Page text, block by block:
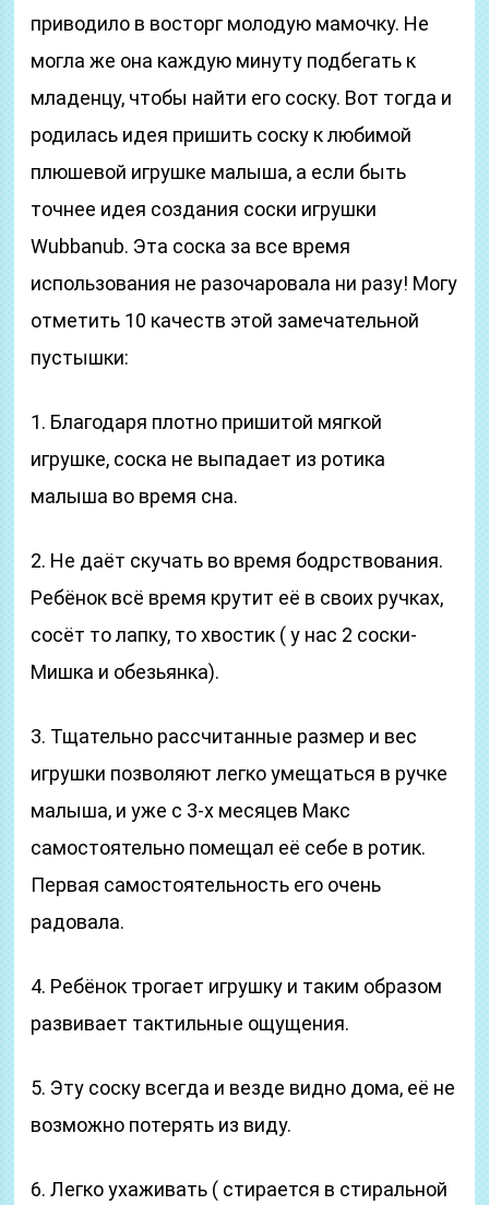
приводило в восторг молодую мамочку. Не
могла же она каждую минуту подбегать к
младенцу, чтобы найти его соску. Вот тогда и
родилась идея пришить соску к любимой
плюшевой игрушке малыша, а если быть
точнее идея создания соски игрушки
Wubbanub. Эта соска за все время
использования не разочаровала ни разу! Могу
отметить 10 качеств этой замечательной
пустышки:
1. Благодаря плотно пришитой мягкой
игрушке, соска не выпадает из ротика
малыша во время сна.
2. Не даёт скучать во время бодрствования.
Ребёнок всё время крутит её в своих ручках,
сосёт то лапку, то хвостик ( у нас 2 соски-
Мишка и обезьянка).
3. Тщательно рассчитанные размер и вес
игрушки позволяют легко умещаться в ручке
малыша, и уже с 3-х месяцев Макс
самостоятельно помещал её себе в ротик.
Первая самостоятельность его очень
радовала.
4. Ребёнок трогает игрушку и таким образом
развивает тактильные ощущения.
5. Эту соску всегда и везде видно дома, её не
возможно потерять из виду.
6. Легко ухаживать ( стирается в стиральной